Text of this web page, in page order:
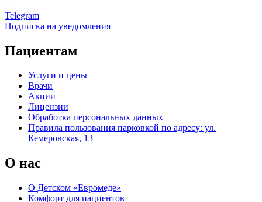
Telegram
Подписка на уведомления
Пациентам
Услуги и цены
Врачи
Акции
Лицензии
Обработка персональных данных
Правила пользования парковкой по адресу: ул.
Кемеровская, 13
О нас
О Детском «Евромеде»
Комфорт для пациентов